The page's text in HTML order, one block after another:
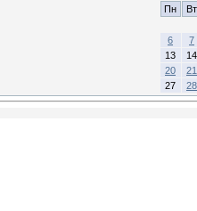
Пн Вт
6
7
13
14
20
21
27
28